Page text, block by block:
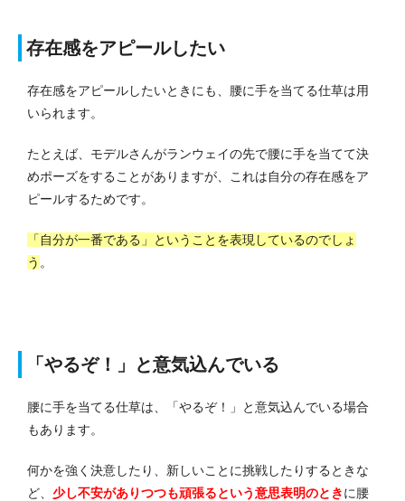
存在感をアピールしたい
存在感をアピールしたいときにも、腰に手を当てる仕草は用
いられます。
たとえば、モデルさんがランウェイの先で腰に手を当てて決
めポーズをすることがありますが、これは自分の存在感をア
ピールするためです。
「自分が一番である」ということを表現しているのでしょ
う 。
「やるぞ！」と意気込んでいる
腰に手を当てる仕草は、「やるぞ！」と意気込んでいる場合
もあります。
何かを強く決意したり、新しいことに挑戦したりするときな
ど、 少し不安がありつつも頑張るという意思表明のときに腰